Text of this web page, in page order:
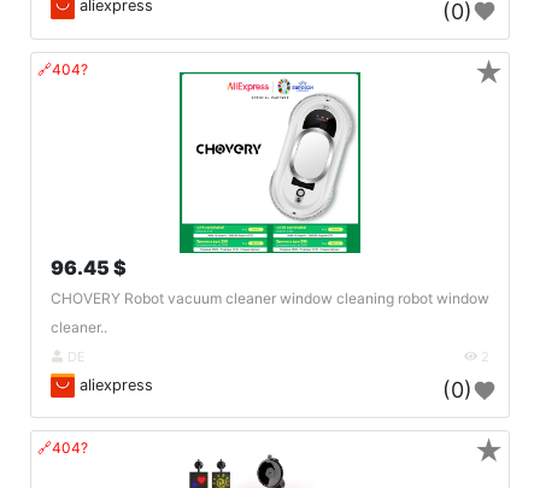
aliexpress (0)
🔗404?
96.45 $
CHOVERY Robot vacuum cleaner window cleaning robot window
cleaner..
DE 2
aliexpress (0)
★
🔗404? ★